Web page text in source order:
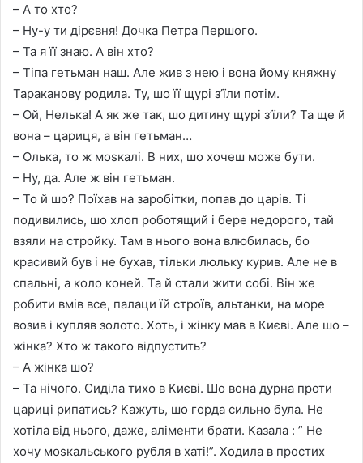
– А то хто?
– Ну-у ти дірєвня! Дочка Петра Першого.
– Та я її знаю. А він хто?
– Тіпа гетьман наш. Але жив з нею і вона йому княжну
Тараканову родила. Ту, шо її щурі з’їли потім.
– Ой, Нелька! А як же так, шо дитину щурі з’їли? Та ще й
вона – цариця, а він гетьман…
– Олька, то ж моsкалі. В них, шо хочеш може бути.
– Ну, да. Але ж він гетьман.
– То й шо? Поїхав на заробітки, попав до царів. Ті
подивились, шо хлоп роботящий і бере недорого, тай
взяли на стройку. Там в нього вона влюбилась, бо
красивий був і не бухав, тільки люльку курив. Але не в
спальні, а коло коней. Та й стали жити собі. Він же
робити вмів все, палаци їй строїв, альтанки, на море
возив і купляв золото. Хоть, і жінку мав в Києві. Але шо –
жінка? Хто ж такого відпустить?
– А жінка шо?
– Та нічого. Сиділа тихо в Києві. Шо вона дурна проти
цариці рипатись? Кажуть, шо горда сильно була. Не
хотіла від нього, даже, аліменти брати. Казала : ” Не
хочу моsкальського рубля в хаті!”. Ходила в простих